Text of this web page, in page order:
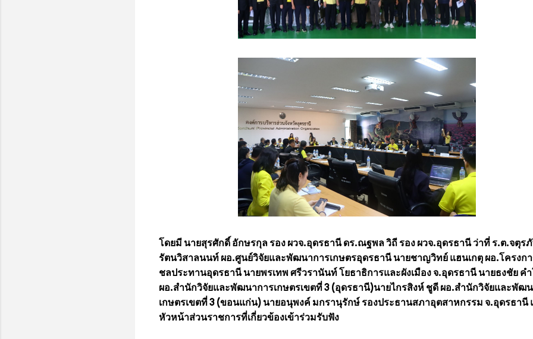
โดยมี นายสุรศักดิ์ อักษรกุล รอง ผวจ.อุดรธานี ดร.ณฐพล วิถี รอง ผวจ.อุดรธานี ว่าที่ ร.ต.จตุร
รัตนวิสาลนนท์ ผอ.ศูนย์วิจัยและพัฒนาการเกษตรอุดรธานี นายชาญวิทย์ แฮนเกตุ ผอ.โครงก
ชลประทานอุดรธานี นายพรเทพ ศรีวรานันท์ โยธาธิการและผังเมือง จ.อุดรธานี นายธงชัย ค
ผอ.สำนักวิจัยและพัฒนาการเกษตรเขตที่ 3 (อุดรธานี)นายไกรสิงห์ ชูดี ผอ.สำนักวิจัยและพัฒ
เกษตรเขตที่ 3 (ขอนแก่น) นายอนุพงค์ มกรานุรักษ์ รองประธานสภาอุตสาหกรรม จ.อุดรธานี
หัวหน้าส่วนราชการที่เกี่ยวข้องเข้าร่วมรับฟัง